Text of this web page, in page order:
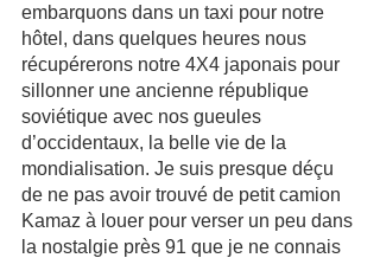
embarquons dans un taxi pour notre
hôtel, dans quelques heures nous
récupérerons notre 4X4 japonais pour
sillonner une ancienne république
soviétique avec nos gueules
d’occidentaux, la belle vie de la
mondialisation. Je suis presque déçu
de ne pas avoir trouvé de petit camion
Kamaz à louer pour verser un peu dans
la nostalgie près 91 que je ne connais